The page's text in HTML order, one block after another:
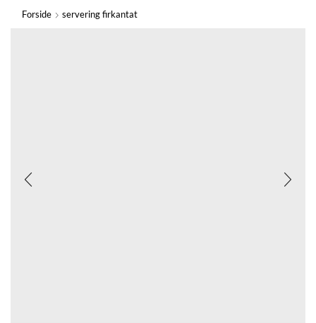
Forside servering firkantat